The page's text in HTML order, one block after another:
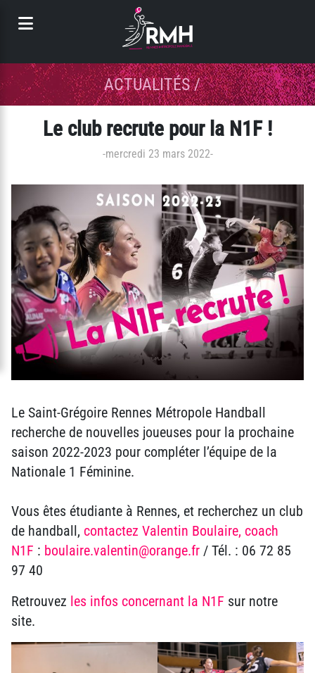
ACTUALITÉS/
Le club recrute pour la N1F !
-mercredi 23 mars 2022-
Le Saint-Grégoire Rennes Métropole Handball
recherche de nouvelles joueuses pour la prochaine
saison 2022-2023 pour compléter l’équipe de la
Nationale 1 Féminine.
Vous êtes étudiante à Rennes, et recherchez un club
de handball, contactez Valentin Boulaire, coach
N1F : boulaire.valentin@orange.fr / Tél. : 06 72 85
97 40
Retrouvez les infos concernant la N1F sur notre
site.
Panneau de gestion des cookies